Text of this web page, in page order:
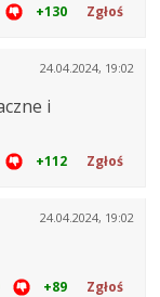
+130 Zgłoś
24.04.2024, 19:02
i
+112 Zgłoś
24.04.2024, 19:02
+89 Zgłoś